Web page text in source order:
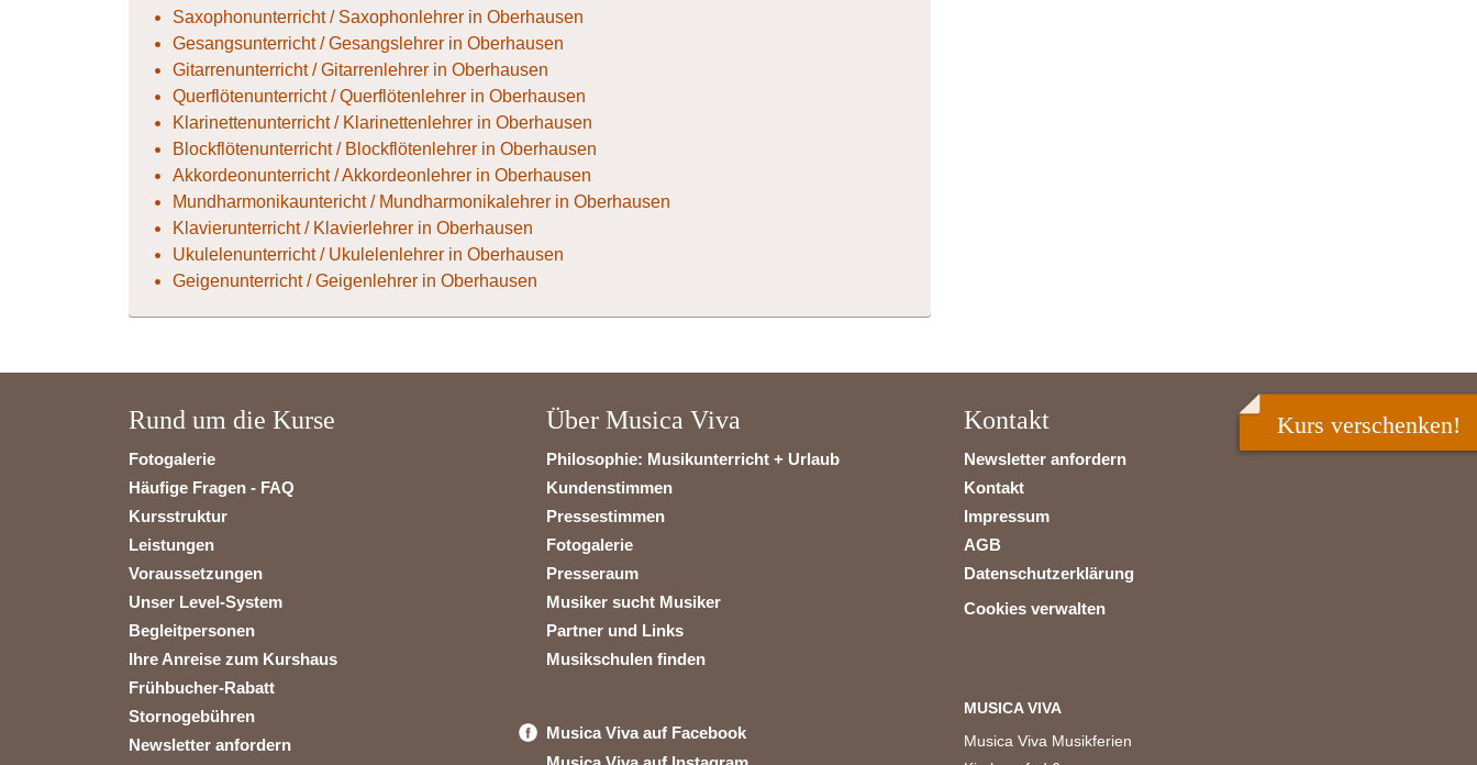
Saxophonunterricht / Saxophonlehrer in Oberhausen
Gesangsunterricht / Gesangslehrer in Oberhausen
Gitarrenunterricht / Gitarrenlehrer in Oberhausen
Querflötenunterricht / Querflötenlehrer in Oberhausen
Klarinettenunterricht / Klarinettenlehrer in Oberhausen
Blockflötenunterricht / Blockflötenlehrer in Oberhausen
Akkordeonunterricht / Akkordeonlehrer in Oberhausen
Mundharmonikauntericht / Mundharmonikalehrer in Oberhausen
Klavierunterricht / Klavierlehrer in Oberhausen
Ukulelenunterricht / Ukulelenlehrer in Oberhausen
Geigenunterricht / Geigenlehrer in Oberhausen
Rund um die Kurse
Fotogalerie
Häufige Fragen - FAQ
Kursstruktur
Leistungen
Voraussetzungen
Unser Level-System
Begleitpersonen
Ihre Anreise zum Kurshaus
Frühbucher-Rabatt
Stornogebühren
Newsletter anfordern
Über Musica Viva
Philosophie: Musikunterricht + Urlaub
Kundenstimmen
Pressestimmen
Fotogalerie
Presseraum
Musiker sucht Musiker
Partner und Links
Musikschulen finden
Musica Viva auf Facebook
Kontakt
Newsletter anfordern
Kontakt
Impressum
AGB
Datenschutzerklärung
Cookies verwalten
MUSICA VIVA
Musica Viva Musikferien
Kurs verschenken!